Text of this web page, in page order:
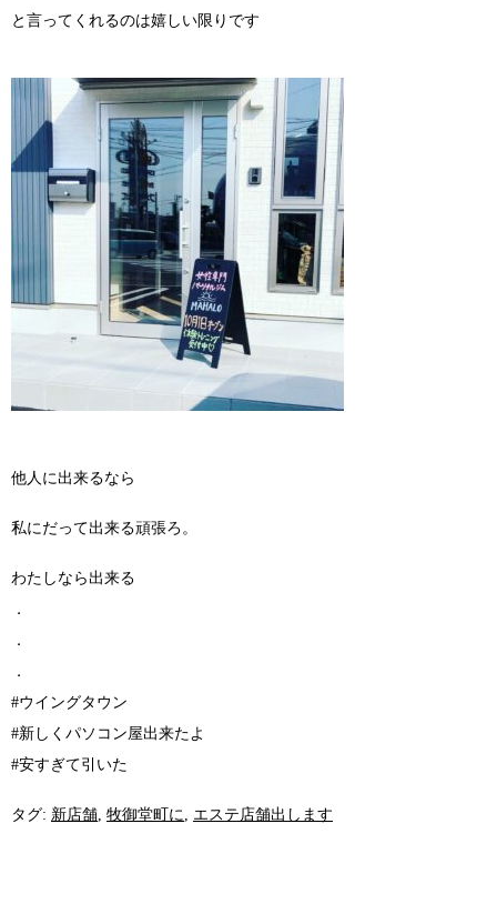
と言ってくれるのは嬉しい限りです
他人に出来るなら
私にだって出来る頑張ろ。
わたしなら出来る
．
．
．
#ウイングタウン
#新しくパソコン屋出来たよ
#安すぎて引いた
タグ: 新店舗, 牧御堂町に, エステ店舗出します